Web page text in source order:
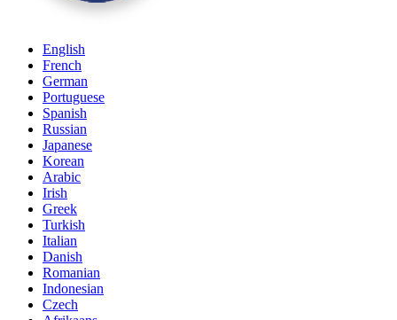
English
French
German
Portuguese
Spanish
Russian
Japanese
Korean
Arabic
Irish
Greek
Turkish
Italian
Danish
Romanian
Indonesian
Czech